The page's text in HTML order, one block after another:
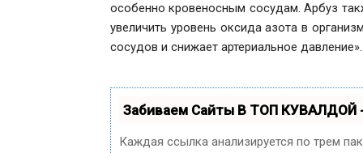
особенно кровеносным сосудам. Арбуз
увеличить уровень оксида азота в
сосудов и снижает артериальное давление».
Забиваем Сайты В ТОП КУВАЛДОЙ
Каждая ссылка анализируется по трем